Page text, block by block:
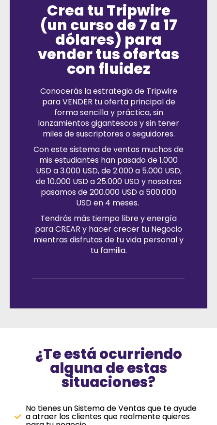
Crea tu Tripwire
(un curso de 7 a 17
dólares) para
vender tus ofertas
con fluidez
Conocerás la estrategia de Tripwire
para VENDER tu oferta principal de
forma sencilla y práctica, sin
lanzamientos gigantescos y sin tener
miles de suscriptores o seguidores.
Con este sistema de ventas muchos de
mis estudiantes han pasado de 1.000
USD a 3.000 USD, de 2.000 a 5.000 USD,
de 10.000 USD a 25.000 USD y nosotros
pasamos de 200.000 USD a 500.000
USD en 4 meses.
Tendrás más tiempo libre y energía
para CREAR y hacer crecer tu Negocio
mientras disfrutas de tu vida personal y
tu familia.
¿Te está ocurriendo
alguna de estas
situaciones?
No tienes un Sistema de Ventas que te ayude
a atraer los clientes que realmente quieres